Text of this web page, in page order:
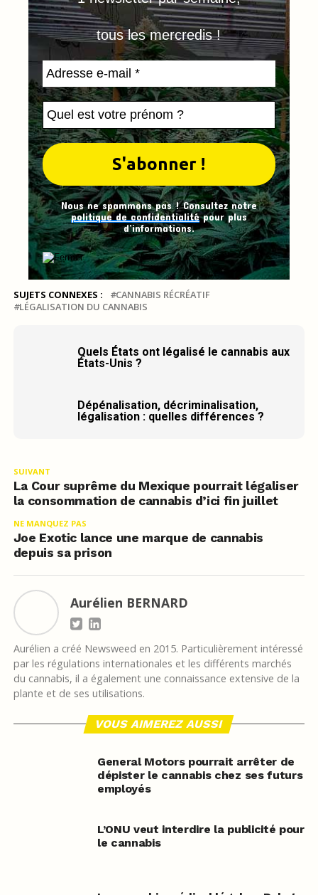
tous les mercredis !
Nous ne spammons pas ! Consultez notre
politique de confidentialitépour plus
d’informations.
SUJETS CONNEXES :
CANNABIS RÉCRÉATIF
LÉGALISATION DU CANNABIS
Quels États ont légalisé le cannabis aux
États-Unis ?
Dépénalisation, décriminalisation,
légalisation : quelles différences ?
SUIVANT
La Cour suprême du Mexique pourrait légaliser
la consommation de cannabis d’ici fin juillet
NE MANQUEZ PAS
Joe Exotic lance une marque de cannabis
depuis sa prison
Aurélien BERNARD
Aurélien a créé Newsweed en 2015. Particulièrement intéressé
par les régulations internationales et les différents marchés
du cannabis, il a également une connaissance extensive de la
plante et de ses utilisations.
VOUS AIMEREZ AUSSI
General Motors pourrait arrêter de
dépister le cannabis chez ses futurs
employés
L’ONU veut interdire la publicité pour
le cannabis